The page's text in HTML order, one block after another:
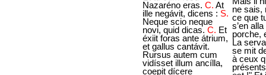
Nazaréno eras. C. At
ille negávit, dicens : S.
Neque scio neque
novi, quid dicas. C. Et
éxiit foras ante átrium,
et gallus cantávit.
Rursus autem cum
vidísset illum ancílla,
coepit dícere